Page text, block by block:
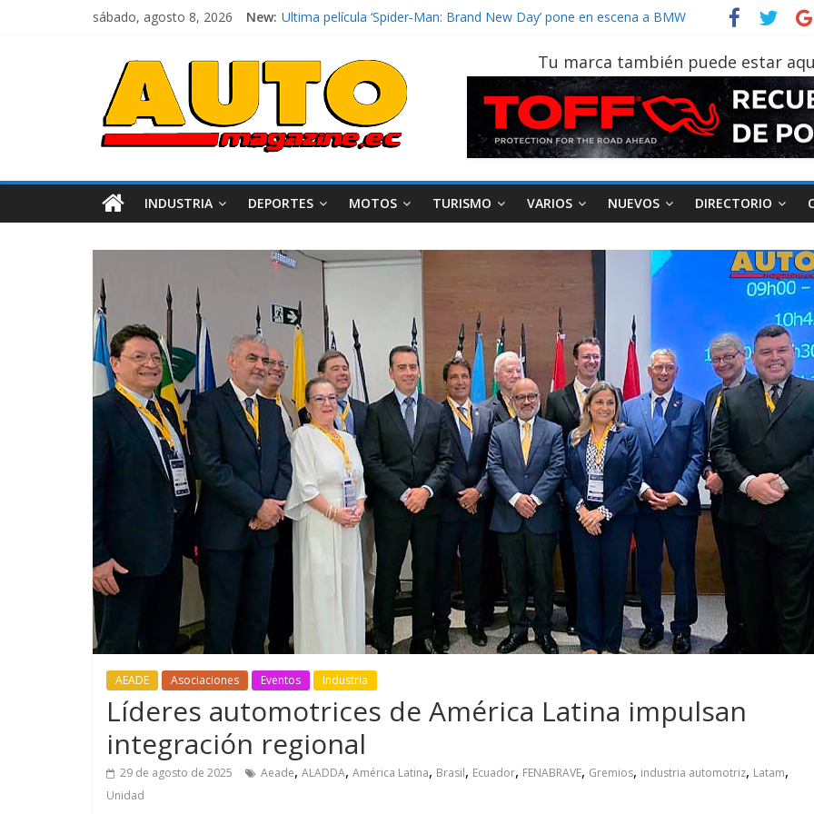
sábado, agosto 8, 2026 New: Ultima película ‘Spider‑Man: Brand New Day’ pone en escena a BMW
La Vuelta al Ecuador 2026, edición 47ª, recorre 7 provincias en 8 días
La FEDAK recibe 12 Sinotruk Bolden para cubrir las rutas de La Vuelta
El costo de tener un vehículo gana protagonismo a la hora de decidir
Tu marca también puede estar
INDUSTRIA DEPORTES MOTOS TURISMO VARIOS NUEVOS DIRECTORIO
AEADE Asociaciones Eventos Industria
Líderes automotrices de América Latina impulsan
integración regional
29 de agosto de 2025 Aeade, ALADDA, América Latina, Brasil, Ecuador, FENABRAVE, Gremios, industria automotriz, Latam,
Unidad
Movilidad Varios
GM reafirma su
compromiso con movilidad
más segura y conectada
Movilidad Turismo Varios
¿Qué puede pasar con tu
vehículo si permanece
varios días sin usar?
AEADE Industria Motociclismo
Movilidad
Campaña busca cambiar
destino de los
en la región